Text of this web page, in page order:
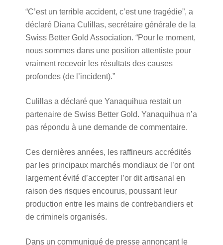
“C’est un terrible accident, c’est une tragédie”, a
déclaré Diana Culillas, secrétaire générale de la
Swiss Better Gold Association. “Pour le moment,
nous sommes dans une position attentiste pour
vraiment recevoir les résultats des causes
profondes (de l’incident).”
Culillas a déclaré que Yanaquihua restait un
partenaire de Swiss Better Gold. Yanaquihua n’a
pas répondu à une demande de commentaire.
Ces dernières années, les raffineurs accrédités
par les principaux marchés mondiaux de l’or ont
largement évité d’accepter l’or dit artisanal en
raison des risques encourus, poussant leur
production entre les mains de contrebandiers et
de criminels organisés.
Dans un communiqué de presse annonçant le